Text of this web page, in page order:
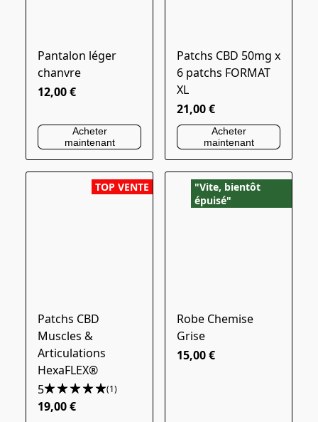
Pantalon léger
chanvre
12,00 €
Acheter
maintenant
Patchs CBD 50mg x
6 patchs FORMAT
XL
21,00 €
Acheter
maintenant
TOP VENTE
Patchs CBD
Muscles &
Articulations
HexaFLEX®
5
(1)
19,00 €
"Vite, bientôt
épuisé"
Robe Chemise
Grise
15,00 €